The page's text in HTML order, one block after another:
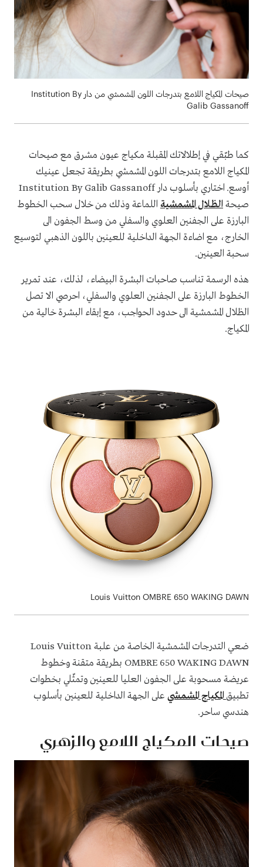
صيحات المكياج اللامع بتدرجات اللون المشمشي من دار Institution By
Galib Gassanoff
كما طبّقي في إطلالاتك المقبلة مكياج عيون مشرق مع صيحات
المكياج اللامع بتدرجات اللون المشمشي بطريقة تجعل عينيك
أوسع. اختاري بأسلوب دار Institution By Galib Gassanoff
صيحةالظلال المشمشية اللماعة وذلك من خلال سحب الخطوط
البارزة على الجفنين العلوي والسفلي من وسط الجفون الى
الخارج، مع اضاءة الجهة الداخلية للعينين باللون الذهبي لتوسيع
سحبة العينين.
هذه الرسمة تناسب صاحبات البشرة البيضاء، لذلك، عند تمرير
الخطوط البارزة على الجفنين العلوي والسفلي، احرصي الا تصل
الظلال المشمشية الى حدود الحواجب، مع إبقاء البشرة خالية من
المكياج.
Louis Vuitton OMBRE 650 WAKING DAWN
ضعي التدرجات المشمشية الخاصة من علبة Louis Vuitton
OMBRE 650 WAKING DAWN بطريقة متقنة وخطوط
عريضة مسحوبة على الجفون العليا للعينين وتمثّلي بخطوات
تطبيقالمكياج المشمشي على الجهة الداخلية للعينين بأسلوب
هندسي ساحر.
صيحات المكياج اللامع والزهري